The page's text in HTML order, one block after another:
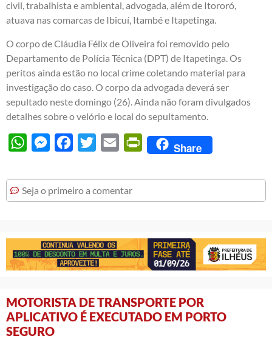
civil, trabalhista e ambiental, advogada, além de Itororó,
atuava nas comarcas de Ibicuí, Itambé e Itapetinga.
O corpo de Cláudia Félix de Oliveira foi removido pelo
Departamento de Polícia Técnica (DPT) de Itapetinga. Os
peritos ainda estão no local crime coletando material para
investigação do caso. O corpo da advogada deverá ser
sepultado neste domingo (26). Ainda não foram divulgados
detalhes sobre o velório e local do sepultamento.
WhatsAppMessengerFacebook
Twitter Email PrintFriendly
Share
Seja o primeiro a comentar
MOTORISTA DE TRANSPORTE POR
APLICATIVO É EXECUTADO EM PORTO
SEGURO